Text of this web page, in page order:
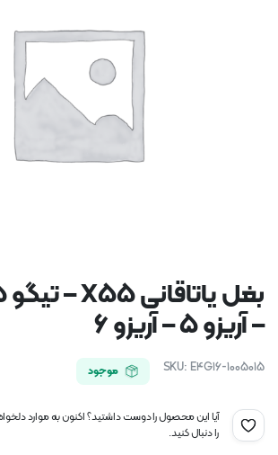
– آریزو ۵ – آریزو ۶
SKU: E4G16-1005015 موجود
آیا این محصول را دوست داشتید؟ اکنون به موارد
را دنبال کنید.